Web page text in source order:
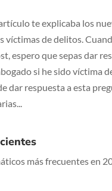
te explicaba los
víctimas de delitos.
espero que sepas dar
si he sido víctima
dar respuesta a esta
más frecuentes en